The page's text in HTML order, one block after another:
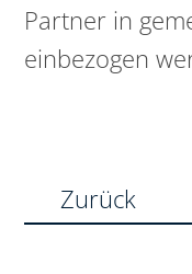
Partner in
einbezogen
Zurück